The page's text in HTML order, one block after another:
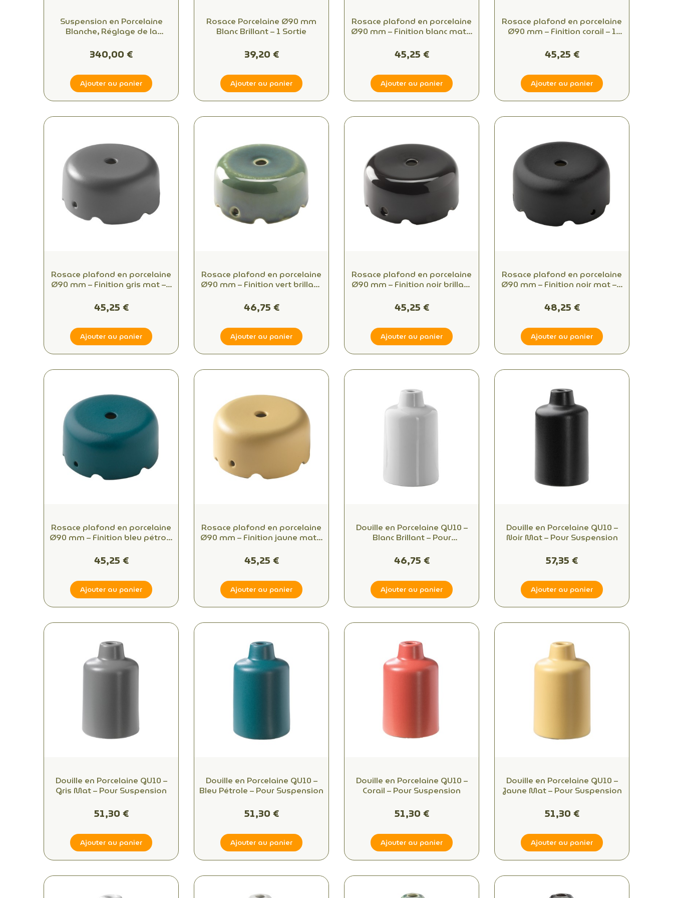
Suspension en Porcelaine
Blanche, Réglage de la
340,00 €
Ajouter au panier
Rosace Porcelaine Ø90 mm
Blanc Brillant – 1 Sortie
39,20 €
Ajouter au panier
Rosace plafond en porcelaine
Ø90 mm – Finition blanc mat –
45,25 €
Ajouter au panier
Rosace plafond en porcelaine
Ø90 mm – Finition corail – 1
45,25 €
Ajouter au panier
Rosace plafond en porcelaine
Ø90 mm – Finition gris mat – 1
45,25 €
Ajouter au panier
Rosace plafond en porcelaine
Ø90 mm – Finition vert brillant
46,75 €
Ajouter au panier
Rosace plafond en porcelaine
Ø90 mm – Finition noir brillant
45,25 €
Ajouter au panier
Rosace plafond en porcelaine
Ø90 mm – Finition noir mat – 1
48,25 €
Ajouter au panier
Rosace plafond en porcelaine
Ø90 mm – Finition bleu pétrole
45,25 €
Ajouter au panier
Rosace plafond en porcelaine
Ø90 mm – Finition jaune mat –
45,25 €
Ajouter au panier
Douille en Porcelaine GU10 –
Blanc Brillant – Pour
46,75 €
Ajouter au panier
Douille en Porcelaine GU10 –
Noir Mat – Pour Suspension
57,35 €
Ajouter au panier
Douille en Porcelaine GU10 –
Gris Mat – Pour Suspension
51,30 €
Ajouter au panier
Douille en Porcelaine GU10 –
Bleu Pétrole – Pour Suspension
51,30 €
Ajouter au panier
Douille en Porcelaine GU10 –
Corail – Pour Suspension
51,30 €
Ajouter au panier
Douille en Porcelaine GU10 –
Jaune Mat – Pour Suspension
51,30 €
Ajouter au panier